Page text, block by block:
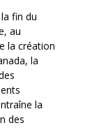
fin du
au
la création
la
la
des